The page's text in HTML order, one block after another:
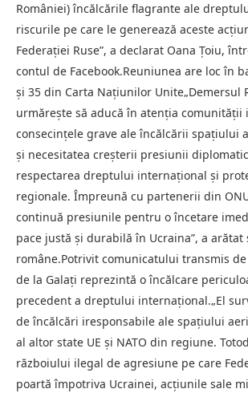
României) încălcările flagrante ale
riscurile pe care le generează aceste
Federației Ruse”, a declarat Oana Țoiu,
contul de Facebook.Reuniunea are loc în
și 35 din Carta Națiunilor Unite„Demersul
urmărește să aducă în atenția comunității
consecințele grave ale încălcării spațiului
și necesitatea creșterii presiunii
respectarea dreptului internațional și
regionale. Împreună cu partenerii din
continuă presiunile pentru o încetare
pace justă și durabilă în Ucraina”, a
române.Potrivit comunicatului transmis
de la Galați reprezintă o încălcare
precedent a dreptului internațional.„El
de încălcări iresponsabile ale spațiului
al altor state UE și NATO din regiune.
războiului ilegal de agresiune pe care
poartă împotriva Ucrainei, acțiunile sale